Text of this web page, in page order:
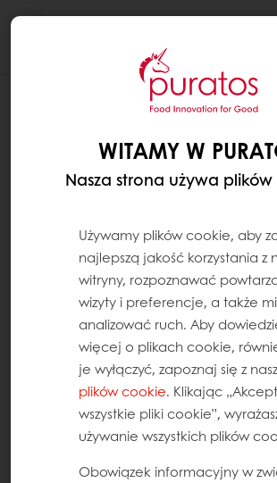
WITAMY W
Nasza strona używa
Używamy plików cookie, aby
najlepszą jakość korzystania z
witryny, rozpoznawać
wizyty i preferencje, a także
analizować ruch. Aby
więcej o plikach cookie,
je wyłączyć, zapoznaj się z
plików cookie. Klikając
wszystkie pliki cookie”,
używanie wszystkich plików
Obowiązek informacyjny w